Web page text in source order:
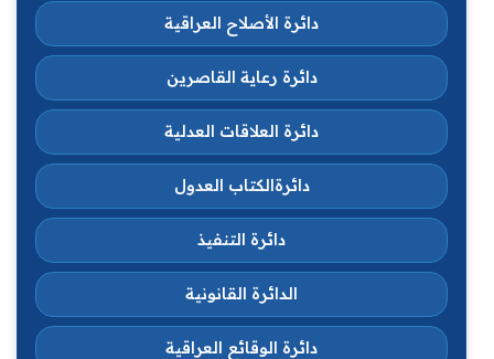
دائرة الأصلاح العراقية
دائرة رعاية القاصرين
دائرة العلاقات العدلية
دائرةالكتاب العدول
دائرة التنفيذ
الدائرة القانونية
دائرة الوقائع العراقية